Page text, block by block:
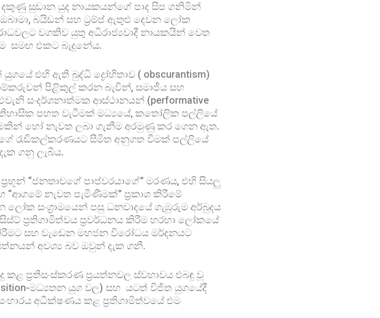
සුඩාන යුද නායකයන්ගේ පාද සිප ගනිමින්
ඔබාමා, බයිඩන් සහ ට්‍රම්ප් ඇතුළු දෙවන ලෝක
වගකිව යුතු අධිරාජ්‍යවාදී නායකයින් වෙත
සමඟ එකට බැදුනේය.
එහි ඇති බුද්ධි ‍ද්‍රෝහිතාව ( obscurantism)
පිළිකුල් කරන බැවින්, සමාජීය සහ
සංදර්ශනාත්මක ආස්ථානයන් (performative
පහත වැටීමක් මධ්‍යයේ, කතෝලික පල්ලියේ
හෝ නැවත ලබා ගැනීම අරමුණු කර ගෙන ඇත.
රැඩිකල්කරණයට සීමිත අනුගත වීමක් පල්ලියේ
ගනු ලැබීය.
“ජනතාවගේ පාප්වරයාගේ” මරණය, එහි සියලු
නැවත පැමිණීමක්” ප්‍රකාශ කිරීමේ
ලෝක සංග්‍රාමයෙන් පසු ධනවාදයේ ගැඹුරුම අර්බුදය
ප්‍රතිගාමිත්වය ප්‍රවර්ධනය කිරීම හරහා ලෝකයේ
සහ වැඩෙන මහජන විරෝධය මර්දනයට
අවශ්‍ය බව ඔවුන් දැක ගනී.
ප්‍රතිසංස්කරණ ප්‍රයත්නවල ස්වභාවය එබඳු වූ
මධ්‍යතන යුග වල) සහ යටත් විජිත යුගයේදී
අධීක්ෂණය කළ ප්‍රතිගාමිත්වයේ එම